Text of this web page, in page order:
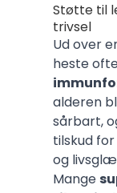
Støtte til
trivsel
Ud over
heste
alderen
sårbart,
tilskud
og
Mange